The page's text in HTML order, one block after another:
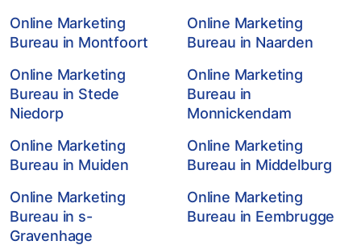
Online Marketing
Bureau in Montfoort
Online Marketing
Bureau in Naarden
Online Marketing
Bureau in Stede
Niedorp
Online Marketing
Bureau in
Monnickendam
Online Marketing
Bureau in Muiden
Online Marketing
Bureau in Middelburg
Online Marketing
Bureau in s-
Gravenhage
Online Marketing
Bureau in Eembrugge